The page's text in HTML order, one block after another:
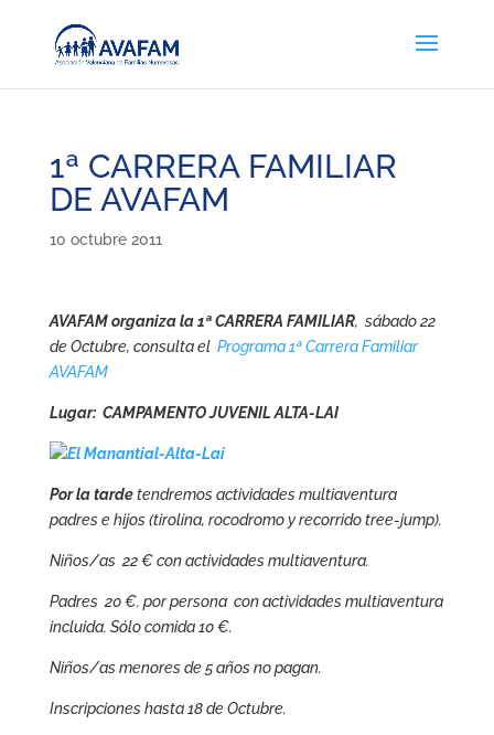
1ª CARRERA FAMILIAR
DE AVAFAM
10 octubre 2011
AVAFAM organiza la 1ª CARRERA FAMILIAR, sábado 22
de Octubre, consulta el Programa 1ª Carrera Familiar
AVAFAM
Lugar: CAMPAMENTO JUVENIL ALTA-LAI
Por la tardetendremos actividades multiaventura
padres e hijos (tirolina, rocodromo y recorrido tree-jump).
Niños/as 22 € con actividades multiaventura.
Padres 20 €. por persona con actividades multiaventura
incluida. Sólo comida 10 €.
Niños/as menores de 5 años no pagan.
Inscripciones hasta 18 de Octubre.